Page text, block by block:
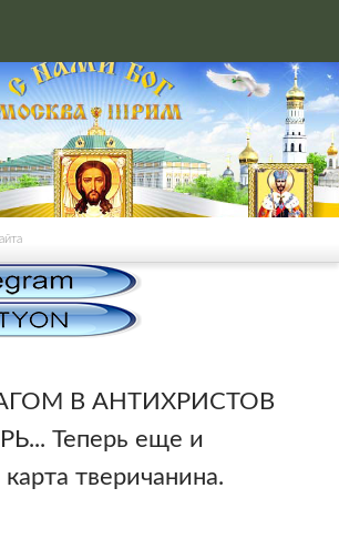
В АНТИХРИСТОВ
Теперь еще и
тверичанина.